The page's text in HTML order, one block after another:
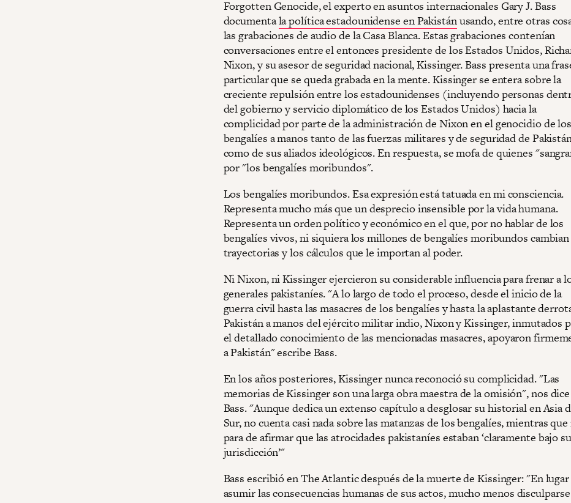
Forgotten Genocide, el experto en asuntos internacionales Gary J. Bass
documentala política estadounidense en Pakistánusando, entre otras
las grabaciones de audio de la Casa Blanca. Estas grabaciones contenían
conversaciones entre el entonces presidente de los Estados Unidos,
Nixon, y su asesor de seguridad nacional, Kissinger. Bass presenta una
particular que se queda grabada en la mente. Kissinger se entera sobre la
creciente repulsión entre los estadounidenses (incluyendo personas
del gobierno y servicio diplomático de los Estados Unidos) hacia la
complicidad por parte de la administración de Nixon en el genocidio de los
bengalíes a manos tanto de las fuerzas militares y de seguridad de
como de sus aliados ideológicos. En respuesta, se mofa de quienes
por "los bengalíes moribundos".
Los bengalíes moribundos. Esa expresión está tatuada en mi consciencia.
Representa mucho más que un desprecio insensible por la vida humana.
Representa un orden político y económico en el que, por no hablar de los
bengalíes vivos, ni siquiera los millones de bengalíes moribundos cambian
trayectorias y los cálculos que le importan al poder.
Ni Nixon, ni Kissinger ejercieron su considerable influencia para frenar a
generales pakistaníes. "A lo largo de todo el proceso, desde el inicio de la
guerra civil hasta las masacres de los bengalíes y hasta la aplastante
Pakistán a manos del ejército militar indio, Nixon y Kissinger, inmutados
el detallado conocimiento de las mencionadas masacres, apoyaron
a Pakistán" escribe Bass.
En los años posteriores, Kissinger nunca reconoció su complicidad. "Las
memorias de Kissinger son una larga obra maestra de la omisión", nos dice
Bass. "Aunque dedica un extenso capítulo a desglosar su historial en Asia
Sur, no cuenta casi nada sobre las matanzas de los bengalíes, mientras
para de afirmar que las atrocidades pakistaníes estaban ‘claramente bajo su
jurisdicción’"
Bass escribió en The Atlantic después de la muerte de Kissinger: "En
asumir las consecuencias humanas de sus actos, mucho menos